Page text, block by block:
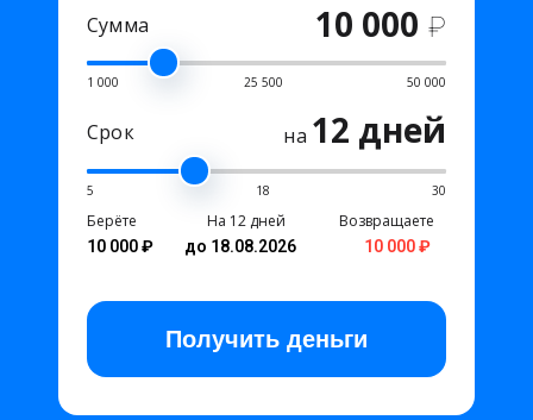
Сумма 10 000 ₽
1 000 25 500 50 000
Срок на 12 дней
5 18 30
Берёте
10 000 ₽
На 12 дней
до 18.08.2026
Возвращаете
10 000 ₽
Получить деньги